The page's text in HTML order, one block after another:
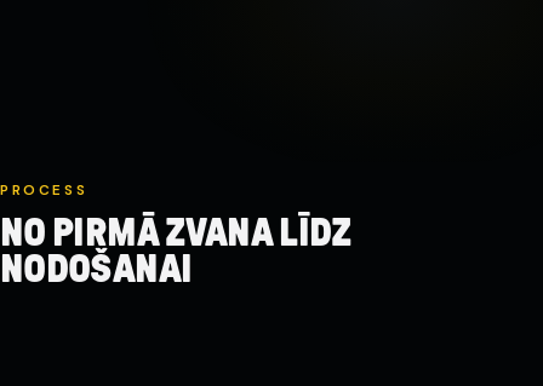
PROCESS
NO PIRMĀ ZVANA LĪDZ
NODOŠANAI